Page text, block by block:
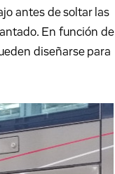
antes de soltar las
En función de
diseñarse para